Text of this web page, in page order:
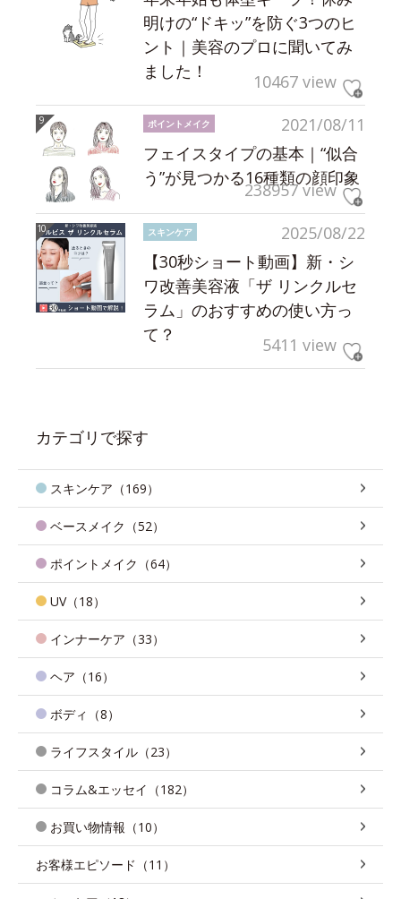
明けの“ドキッ”を防ぐ3つのヒ
ント｜美容のプロに聞いてみ
ました！
10467 view
2021/08/11
ポイントメイク
フェイスタイプの基本｜“似合
う”が見つかる16種類の顔印象
238957 view
2025/08/22
スキンケア
【30秒ショート動画】新・シ
ワ改善美容液「ザ リンクルセ
ラム」のおすすめの使い方っ
て？
5411 view
カテゴリで探す
スキンケア（169）
ベースメイク（52）
ポイントメイク（64）
UV（18）
インナーケア（33）
ヘア（16）
ボディ（8）
ライフスタイル（23）
コラム&エッセイ（182）
お買い物情報（10）
お客様エピソード（11）